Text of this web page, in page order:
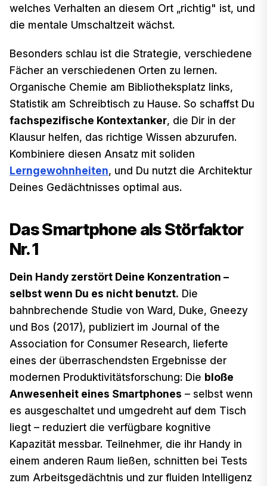
welches Verhalten an diesem Ort „richtig" ist, und
die mentale Umschaltzeit wächst.
Besonders schlau ist die Strategie, verschiedene
Fächer an verschiedenen Orten zu lernen.
Organische Chemie am Bibliotheksplatz links,
Statistik am Schreibtisch zu Hause. So schaffst Du
fachspezifische Kontextanker, die Dir in der
Klausur helfen, das richtige Wissen abzurufen.
Kombiniere diesen Ansatz mit soliden
Lerngewohnheiten, und Du nutzt die Architektur
Deines Gedächtnisses optimal aus.
Das Smartphone als Störfaktor
Nr. 1
Dein Handy zerstört Deine Konzentration –
selbst wenn Du es nicht benutzt. Die
bahnbrechende Studie von Ward, Duke, Gneezy
und Bos (2017), publiziert im Journal of the
Association for Consumer Research, lieferte
eines der überraschendsten Ergebnisse der
modernen Produktivitätsforschung: Die bloße
Anwesenheit eines Smartphones – selbst wenn
es ausgeschaltet und umgedreht auf dem Tisch
liegt – reduziert die verfügbare kognitive
Kapazität messbar. Teilnehmer, die ihr Handy in
einem anderen Raum ließen, schnitten bei Tests
zum Arbeitsgedächtnis und zur fluiden Intelligenz